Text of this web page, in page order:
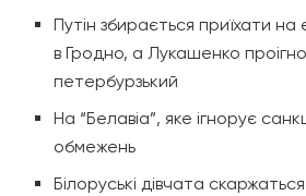
Путін збирається приїхати
в Гродно, а Лукашенко
петербурзький
На “Белавіа”, яке ігнорує
обмежень
Білоруські дівчата